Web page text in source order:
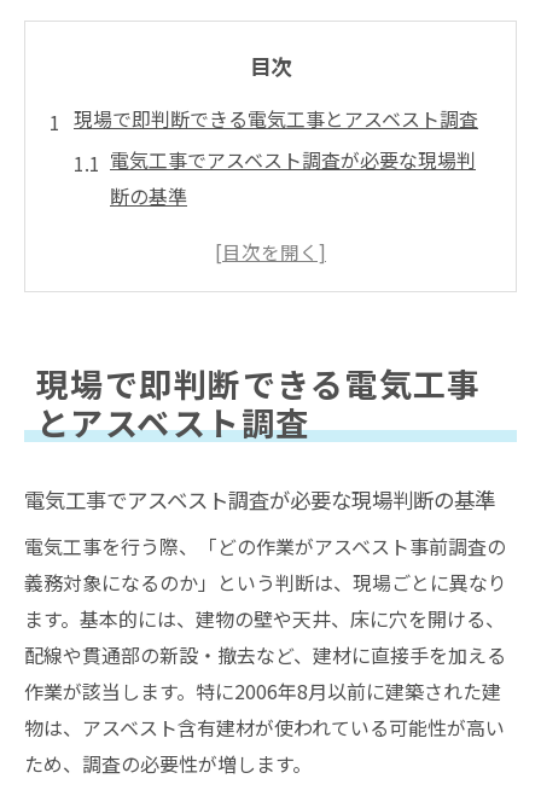
目次
現場で即判断できる電気工事とアスベスト調査
電気工事でアスベスト調査が必要な現場判
断の基準
アスベスト事前調査と電気工事の最新法令
配電設備付近の電気工事に潜むアスベスト
リスク
の特徴
アスベスト事前調査が必要な電気工事の見極め
方
電気工事でアスベスト事前調査が必須とな
る条件
高圧ケーブルや配線工事とアスベストの関
係性
アスベスト事前調査対象外工事を見抜く実
現場で即判断できる電気工事
とアスベスト調査
電気工事でアスベスト調査が必要な現場判断の基準
電気工事を行う際、「どの作業がアスベスト事前調査の
義務対象になるのか」という判断は、現場ごとに異なり
ます。基本的には、建物の壁や天井、床に穴を開ける、
配線や貫通部の新設・撤去など、建材に直接手を加える
作業が該当します。特に2006年8月以前に建築された建
物は、アスベスト含有建材が使われている可能性が高い
ため、調査の必要性が増します。